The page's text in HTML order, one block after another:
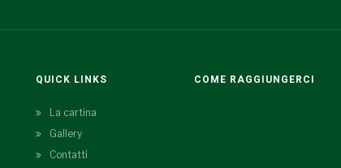
QUICK LINKS
La cartina
Gallery
Contatti
COME RAGGIUNGERCI